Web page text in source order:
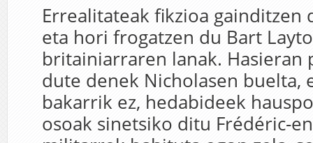
Errealitateak fikzioa gainditzen
eta hori frogatzen du Bart
britainiarraren lanak. Hasieran
dute denek Nicholasen buelta,
bakarrik ez, hedabideek
osoak sinetsiko ditu Frédéric-